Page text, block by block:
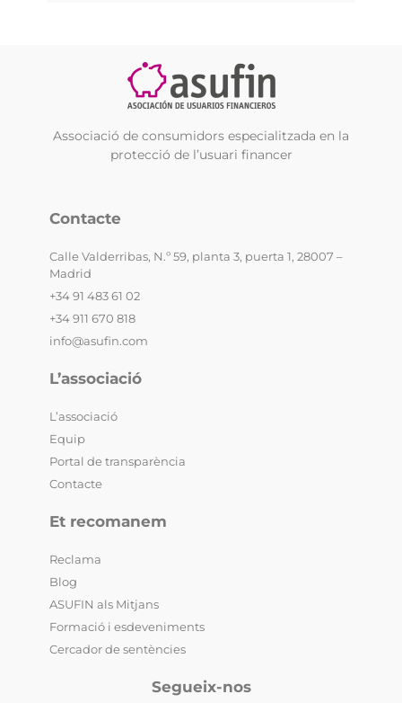
Associació de consumidors especialitzada en la
protecció de l’usuari financer
Contacte
Calle Valderribas, N.º 59, planta 3, puerta 1, 28007 –
Madrid
+34 91 483 61 02
+34 911 670 818
info@asufin.com
L’associació
L’associació
Equip
Portal de transparència
Contacte
Et recomanem
Reclama
Blog
ASUFIN als Mitjans
Formació i esdeveniments
Cercador de sentències
Segueix-nos